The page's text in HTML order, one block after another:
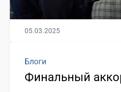
05.03.2025
Блоги
Финальный